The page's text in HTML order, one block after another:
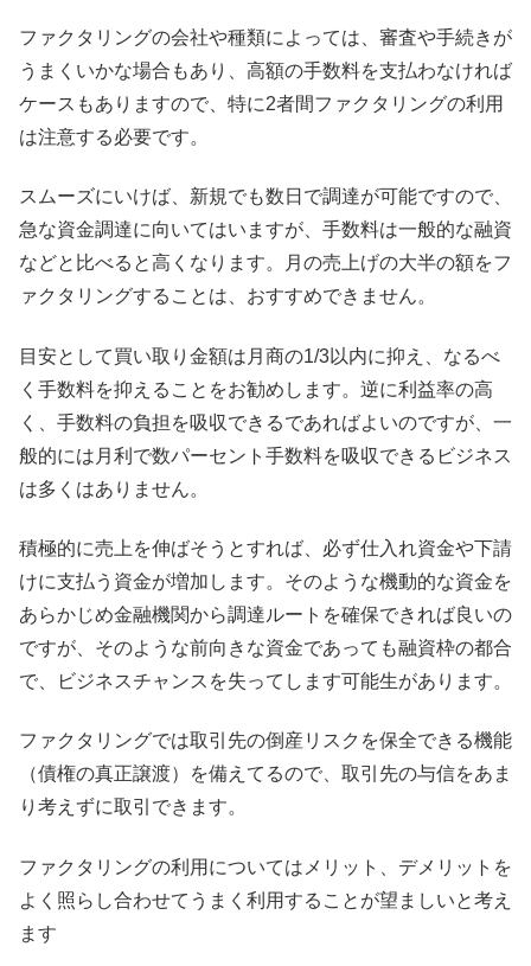
ファクタリングの会社や種類によっては、審査や手続きが
うまくいかな場合もあり、高額の手数料を支払わなければ
ケースもありますので、特に2者間ファクタリングの利用
は注意する必要です。
スムーズにいけば、新規でも数日で調達が可能ですので、
急な資金調達に向いてはいますが、手数料は一般的な融資
などと比べると高くなります。月の売上げの大半の額をフ
ァクタリングすることは、おすすめできません。
目安として買い取り金額は月商の1/3以内に抑え、なるべ
く手数料を抑えることをお勧めします。逆に利益率の高
く、手数料の負担を吸収できるであればよいのですが、一
般的には月利で数パーセント手数料を吸収できるビジネス
は多くはありません。
積極的に売上を伸ばそうとすれば、必ず仕入れ資金や下請
けに支払う資金が増加します。そのような機動的な資金を
あらかじめ金融機関から調達ルートを確保できれば良いの
ですが、そのような前向きな資金であっても融資枠の都合
で、ビジネスチャンスを失ってします可能生があります。
ファクタリングでは取引先の倒産リスクを保全できる機能
（債権の真正譲渡）を備えてるので、取引先の与信をあま
り考えずに取引できます。
ファクタリングの利用についてはメリット、デメリットを
よく照らし合わせてうまく利用することが望ましいと考え
ます